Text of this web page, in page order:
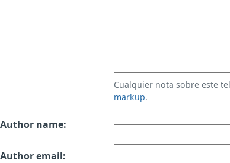
Cualquier nota sobre este
markup.
Author name:
Author email: